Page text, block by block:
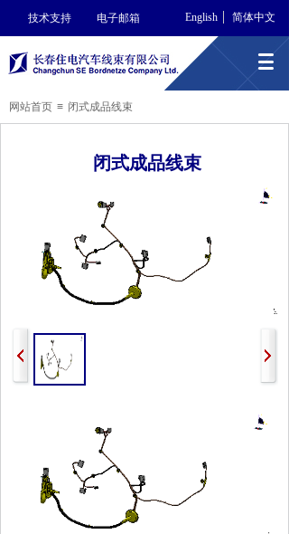
网站首页 ≡ 闭式成品线束
闭式成品线束
电子邮箱 English 简体中文
技术支持